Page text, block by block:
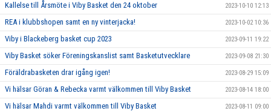
Kallelse till Årsmöte i Viby Basket den 24 oktober 2023-10-10 12:13
REA i klubbshopen samt en ny vinterjacka! 2023-10-02 10:36
Viby i Blackeberg basket cup 2023 2023-09-11 19:22
Viby Basket söker Föreningskanslist samt Basketutvecklare 2023-09-08 21:30
Föräldrabasketen drar igång igen! 2023-08-29 15:09
Vi hälsar Göran & Rebecka varmt välkommen till Viby Basket 2023-08-14 18:00
Vi hälsar Mahdi varmt välkommen till Viby Basket 2023-08-11 09:00